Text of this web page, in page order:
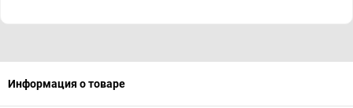
Информация о товаре